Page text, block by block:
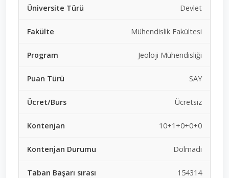
Devlet
Mühendislik Fakültesi
Jeoloji Mühendisliği
SAY
Ücretsiz
10+1+0+0+0
Dolmadı
154314